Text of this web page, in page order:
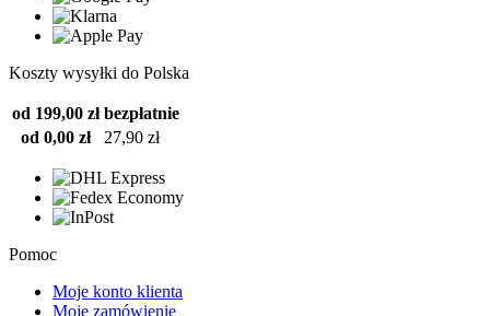
Koszty wysyłki do Polska
od 199,00 zł bezpłatnie
od 0,00 zł
27,90 zł
Pomoc
Moje konto klienta
Moje zamówienie